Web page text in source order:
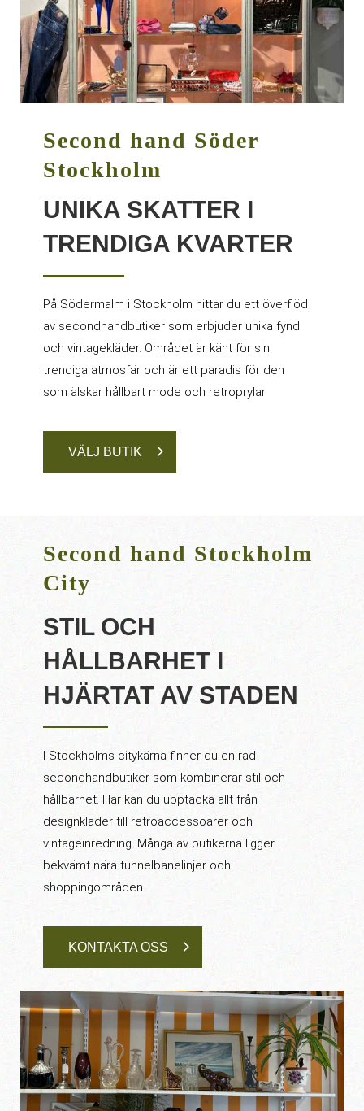
Second hand Söder
Stockholm
UNIKA SKATTER I
TRENDIGA KVARTER
På Södermalm i Stockholm hittar du ett överflöd
av secondhandbutiker som erbjuder unika fynd
och vintagekläder. Området är känt för sin
trendiga atmosfär och är ett paradis för den
som älskar hållbart mode och retroprylar.
VÄLJ BUTIK
Second hand Stockholm
City
STIL OCH
HÅLLBARHET I
HJÄRTAT AV STADEN
I Stockholms citykärna finner du en rad
secondhandbutiker som kombinerar stil och
hållbarhet. Här kan du upptäcka allt från
designkläder till retroaccessoarer och
vintageinredning. Många av butikerna ligger
bekvämt nära tunnelbanelinjer och
shoppingområden.
KONTAKTA OSS